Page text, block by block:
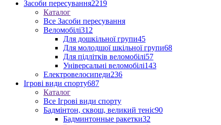
Засоби пересування2219
Каталог
Все Засоби пересування
Веломобілі312
Для дошкільної групи45
Для молодшої шкільної групи68
Для підлітків веломобілі57
Універсальні веломобілі143
Електровелосипеди236
Ігрові види спорту687
Каталог
Все Ігрові види спорту
Бадмінтон, сквош, великий теніс90
Бадминтонные ракетки32